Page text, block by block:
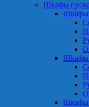
Шкафы
Шкафы
Шкафы
Шкафы